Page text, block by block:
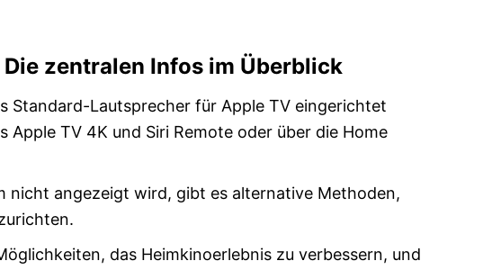
zentralen Infos im Überblick
Standard-Lautsprecher für Apple TV eingerichtet
Apple TV 4K und Siri Remote oder über die Home
nicht angezeigt wird, gibt es alternative Methoden,
das Heimkinoerlebnis zu verbessern, und